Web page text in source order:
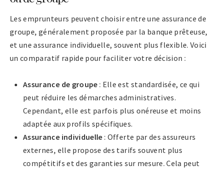
Les emprunteurs peuvent choisir entre une assurance de
groupe, généralement proposée par la banque prêteuse,
et une assurance individuelle, souvent plus flexible. Voici
un comparatif rapide pour faciliter votre décision :
Assurance de groupe : Elle est standardisée, ce qui
peut réduire les démarches administratives.
Cependant, elle est parfois plus onéreuse et moins
adaptée aux profils spécifiques.
Assurance individuelle : Offerte par des assureurs
externes, elle propose des tarifs souvent plus
compétitifs et des garanties sur mesure. Cela peut